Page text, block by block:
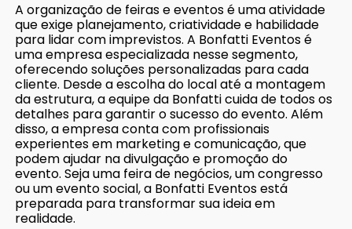
A organização de feiras e eventos é uma atividade
que exige planejamento, criatividade e habilidade
para lidar com imprevistos. A Bonfatti Eventos é
uma empresa especializada nesse segmento,
oferecendo soluções personalizadas para cada
cliente. Desde a escolha do local até a montagem
da estrutura, a equipe da Bonfatti cuida de todos os
detalhes para garantir o sucesso do evento. Além
disso, a empresa conta com profissionais
experientes em marketing e comunicação, que
podem ajudar na divulgação e promoção do
evento. Seja uma feira de negócios, um congresso
ou um evento social, a Bonfatti Eventos está
preparada para transformar sua ideia em
realidade.